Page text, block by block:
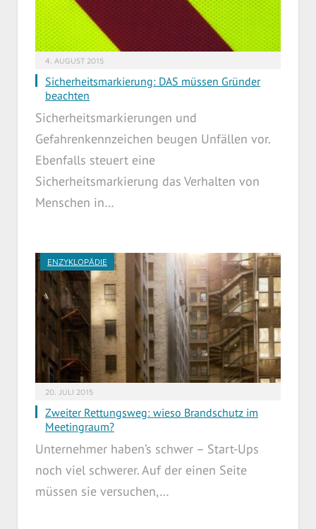
4. AUGUST 2015
Sicherheitsmarkierung: DAS müssen Gründer
beachten
Sicherheitsmarkierungen und
Gefahrenkennzeichen beugen Unfällen vor.
Ebenfalls steuert eine
Sicherheitsmarkierung das Verhalten von
Menschen in…
ENZYKLOPÄDIE
20. JULI 2015
Zweiter Rettungsweg: wieso Brandschutz im
Meetingraum?
Unternehmer haben’s schwer – Start-Ups
noch viel schwerer. Auf der einen Seite
müssen sie versuchen,…